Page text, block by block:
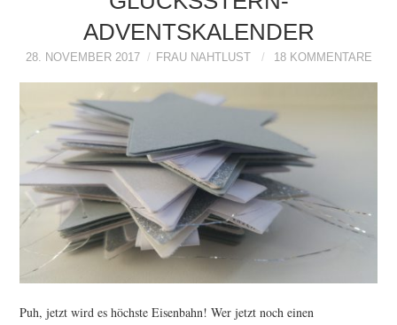
ADVENTSKALENDER
28. NOVEMBER 2017 FRAU NAHTLUST 18 KOMMENTARE
Puh, jetzt wird es höchste Eisenbahn! Wer jetzt noch einen